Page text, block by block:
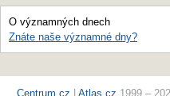
O významných dnech
Znáte naše významné dny?
Centrum.cz Atlas.cz 1999 –